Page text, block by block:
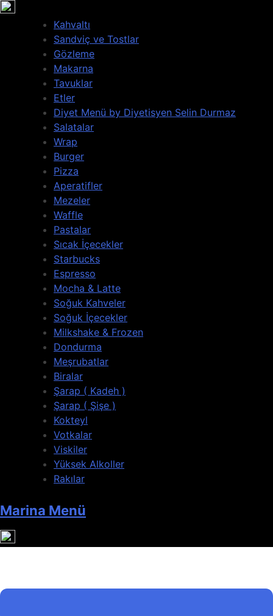
İçeriğe
Kahvaltı
Sandviç ve Tostlar
Gözleme
Makarna
Tavuklar
Etler
Diyet Menü by Diyetisyen Selin Durmaz
Salatalar
Wrap
Burger
Pizza
Aperatifler
Mezeler
Waffle
Pastalar
Sıcak İçecekler
Starbucks
Espresso
Mocha & Latte
Soğuk Kahveler
Soğuk İçecekler
Milkshake & Frozen
Dondurma
Meşrubatlar
Biralar
Şarap ( Kadeh )
Şarap ( Şişe )
Kokteyl
Votkalar
Viskiler
Yüksek Alkoller
Rakılar
Marina Menü